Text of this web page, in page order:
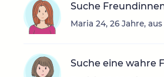
Suche
Maria 24, 26 Jahre,
Suche eine wahre